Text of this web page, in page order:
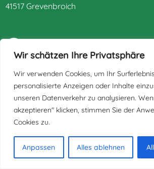
Wir schätzen Ihre Privatsphäre
Wir verwenden Cookies, um Ihr
personalisierte Anzeigen oder Inhalte
unseren Datenverkehr zu analysieren.
akzeptieren" klicken, stimmen Sie der
Cookies zu.
Anpassen Alles ablehnen
41517 Grevenbroich
Impressum
Datenschutz